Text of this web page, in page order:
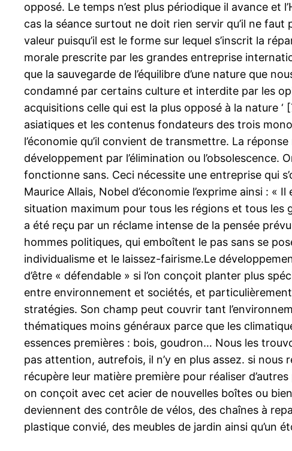
opposé. Le temps n’est plus périodique il avance et
cas la séance surtout ne doit rien servir qu’il ne faut
valeur puisqu’il est le forme sur lequel s’inscrit la
morale prescrite par les grandes entreprise
que la sauvegarde de l’équilibre d’une nature que
condamné par certains culture et interdite par les
acquisitions celle qui est la plus opposé à la nature ‘
asiatiques et les contenus fondateurs des trois
l’économie qu’il convient de transmettre. La
développement par l’élimination ou l’obsolescence.
fonctionne sans. Ceci nécessite une entreprise qui
Maurice Allais, Nobel d’économie l’exprime ainsi :
situation maximum pour tous les régions et tous les
a été reçu par un réclame intense de la pensée
hommes politiques, qui emboîtent le pas sans se
individualisme et le laissez-fairisme.Le
d’être « défendable » si l’on conçoit planter plus
entre environnement et sociétés, et
stratégies. Son champ peut couvrir tant
thématiques moins généraux parce que les
essences premières : bois, goudron… Nous les
pas attention, autrefois, il n’y en plus assez. si
récupère leur matière première pour réaliser
on conçoit avec cet acier de nouvelles boîtes ou
deviennent des contrôle de vélos, des chaînes à
plastique convié, des meubles de jardin ainsi qu’un